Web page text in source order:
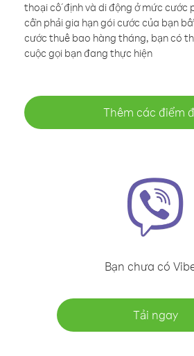
thoại cố định và di động ở mức cước
cần phải gia hạn gói cước của bạn
cước thuê bao hàng tháng, bạn có
cuộc gọi bạn đang thực hiện
Thêm các điểm
Bạn chưa có
Tải ngay